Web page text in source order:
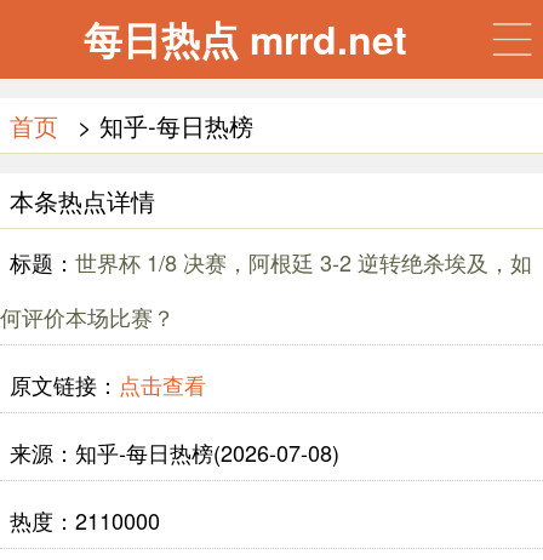
每日热点 mrrd.net
首页 > 知乎-每日热榜
本条热点详情
标题： 世界杯 1/8 决赛，阿根廷 3-2 逆转绝杀埃及，如
何评价本场比赛？
原文链接： 点击查看
来源：知乎-每日热榜(2026-07-08)
热度：2110000